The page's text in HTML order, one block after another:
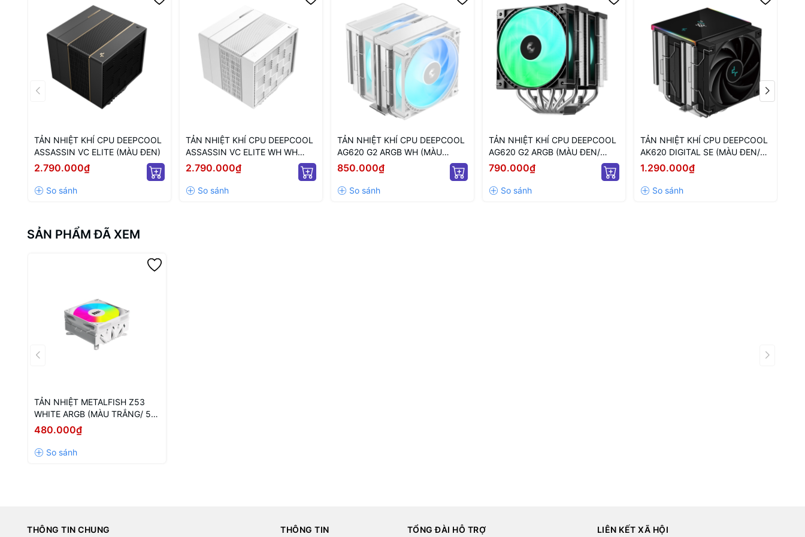
TẢN NHIỆT KHÍ CPU DEEPCOOL
ASSASSIN VC ELITE (MÀU ĐEN)
2.790.000₫
TẢN NHIỆT KHÍ CPU DEEPCOOL
ASSASSIN VC ELITE WH WH
(MÀU TRẮNG)
2.790.000₫
TẢN NHIỆT KHÍ CPU DEEPCOOL
AG620 G2 ARGB WH (MÀU
TRẮNG/ QUẠT 120MM LED
850.000₫
TẢN NHIỆT KHÍ CPU DEEPCOOL
AG620 G2 ARGB (MÀU ĐEN/
QUẠT 120MM LED ARGB)
790.000₫
TẢN NHIỆT KHÍ CPU DEEPCOOL
AK620 DIGITAL SE (MÀU ĐEN/
HIỂN THỊ NHIỆT ĐỘ)
1.290.000₫
SẢN PHẨM ĐÃ XEM
TẢN NHIỆT METALFISH Z53
WHITE ARGB (MÀU TRẮNG/ 5
ỐNG ĐỒNG/ LED ARGB)
480.000₫
THÔNG TIN CHUNG THÔNG TIN TỔNG ĐÀI HỖ TRỢ LIÊN KẾT XÃ HỘI